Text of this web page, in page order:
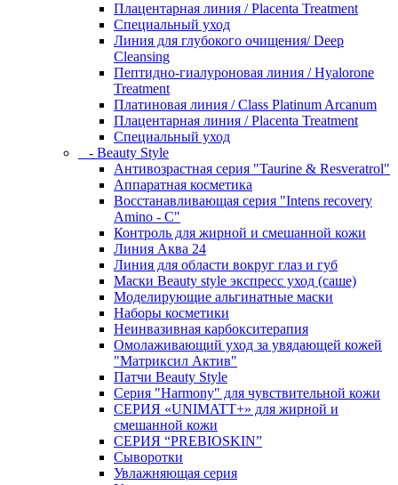
Плацентарная линия / Placenta Treatment
Специальный уход
Линия для глубокого очищения/ Deep
Cleansing
Пептидно-гиалуроновая линия / Hyalorone
Treatment
Платиновая линия / Class Platinum Arcanum
Плацентарная линия / Placenta Treatment
Специальный уход
- Beauty Style
Антивозрастная серия "Taurine & Resveratrol"
Аппаратная косметика
Восстанавливающая серия "Intens recovery
Amino - C"
Контроль для жирной и смешанной кожи
Линия Аква 24
Линия для области вокруг глаз и губ
Маски Beauty style экспресс уход (саше)
Моделирующие альгинатные маски
Наборы косметики
Неинвазивная карбокситерапия
Омолаживающий уход за увядающей кожей
"Матриксил Актив"
Патчи Beauty Style
Серия "Harmony" для чувствительной кожи
СЕРИЯ «UNIMATT+» для жирной и
смешанной кожи
СЕРИЯ “PREBIOSKIN”
Сыворотки
Увлажняющая серия